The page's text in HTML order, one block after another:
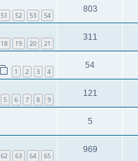
51 52 53 54
803
18 19 20 21
311
1 2 3 4
54
5 6 7 8 9
121
5
62 63 64 65
969